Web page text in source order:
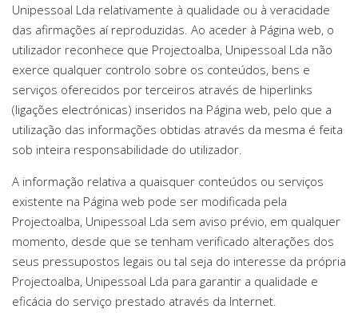
Unipessoal Lda relativamente à qualidade ou à veracidade
das afirmações aí reproduzidas. Ao aceder à Página web, o
utilizador reconhece que Projectoalba, Unipessoal Lda não
exerce qualquer controlo sobre os conteúdos, bens e
serviços oferecidos por terceiros através de hiperlinks
(ligações electrónicas) inseridos na Página web, pelo que a
utilização das informações obtidas através da mesma é feita
sob inteira responsabilidade do utilizador.
A informação relativa a quaisquer conteúdos ou serviços
existente na Página web pode ser modificada pela
Projectoalba, Unipessoal Lda sem aviso prévio, em qualquer
momento, desde que se tenham verificado alterações dos
seus pressupostos legais ou tal seja do interesse da própria
Projectoalba, Unipessoal Lda para garantir a qualidade e
eficácia do serviço prestado através da Internet.